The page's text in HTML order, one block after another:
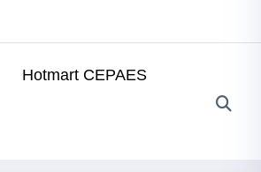
Hotmart CEPAES